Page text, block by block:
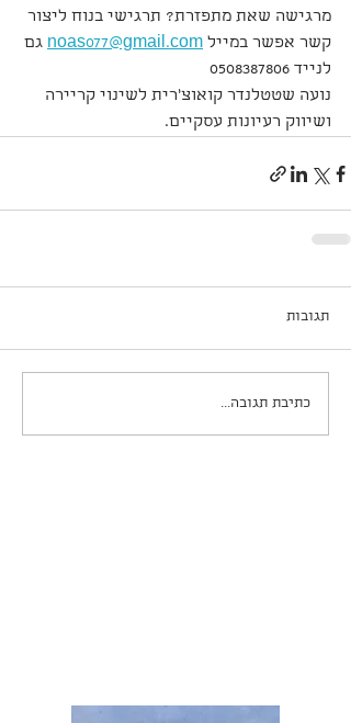
מרגישה שאת מתפזרת? תרגישי בנוח ליצור
קשר אפשר במייל noas077@gmail.com גם
לנייד 0508387806
נועה שטטלנדר קואוצ'רית לשינוי קריירה
ושיווק רעיונות עסקיים.
תגובות
כתיבת תגובה...